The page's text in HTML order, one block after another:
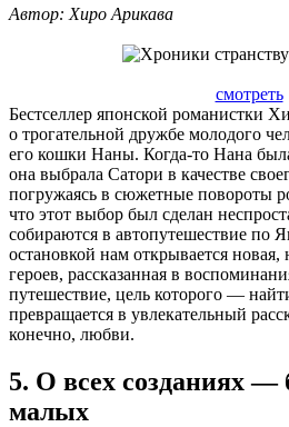
Автор: Хиро Арикава
смотреть
Бестселлер японской романистки
о трогательной дружбе молодого
его кошки Наны. Когда-то Нана
она выбрала Сатори в качестве
погружаясь в сюжетные повороты
что этот выбор был сделан
собираются в автопутешествие по
остановкой нам открывается новая,
героев, рассказанная в
путешествие, цель которого —
превращается в увлекательный
конечно, любви.
5. О всех созданиях
малых